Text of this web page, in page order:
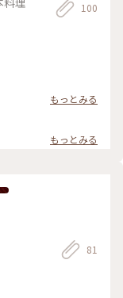
100
もっとみる
もっとみる
81